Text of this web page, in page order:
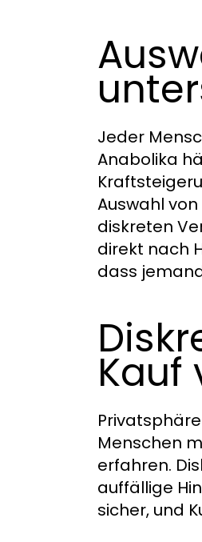
Jeder
Anabolika
Auswahl
diskreten
direkt nach
dass
Kauf
Menschen
erfahren.
auffällige
sicher, und